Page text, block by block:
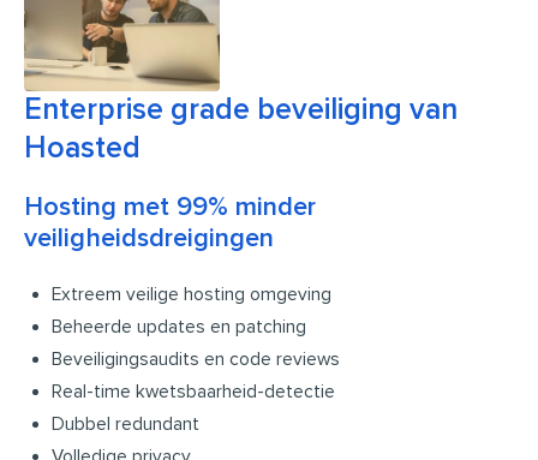
Enterprise grade beveiliging van
Hoasted
Hosting met 99% minder
veiligheidsdreigingen
Extreem veilige hosting omgeving
Beheerde updates en patching
Beveiligingsaudits en code reviews
Real-time kwetsbaarheid-detectie
Dubbel redundant